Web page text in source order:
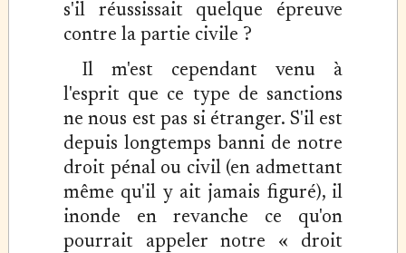
s'il réussissait quelque épreuve
contre la partie civile ?
Il m'est cependant venu à
l'esprit que ce type de sanctions
ne nous est pas si étranger. S'il est
depuis longtemps banni de notre
droit pénal ou civil (en admettant
même qu'il y ait jamais figuré), il
inonde en revanche ce qu'on
pourrait appeler notre « droit